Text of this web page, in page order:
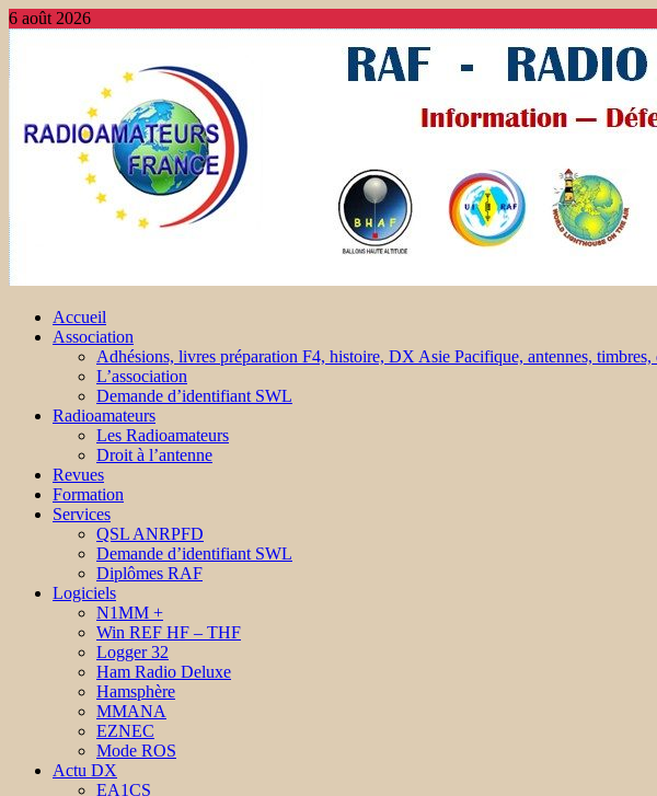
6 août 2026
Accueil
Association
Adhésions, livres préparation F4, histoire, DX Asie Pacifique, antennes, timbres,
L’association
Demande d’identifiant SWL
Radioamateurs
Les Radioamateurs
Droit à l’antenne
Revues
Formation
Services
QSL ANRPFD
Demande d’identifiant SWL
Diplômes RAF
Logiciels
N1MM +
Win REF HF – THF
Logger 32
Ham Radio Deluxe
Hamsphère
MMANA
EZNEC
Mode ROS
Actu DX
EA1CS